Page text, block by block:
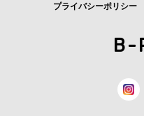
プライバシーポリシー
B-